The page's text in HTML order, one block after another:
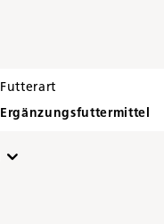
Futterart
Ergänzungsfuttermittel